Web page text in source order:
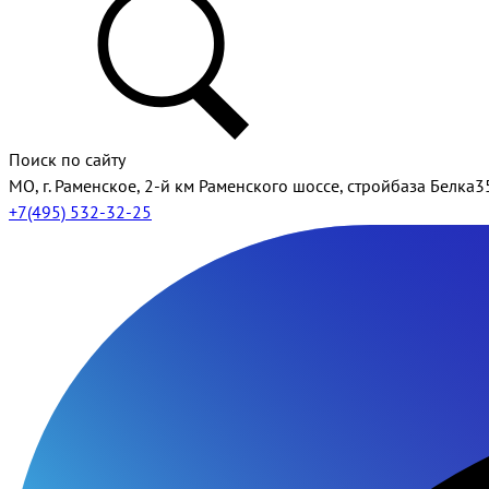
Поиск по сайту
МО, г. Раменское, 2-й км Раменского шоссе, стройбаза
+7(495) 532-32-25